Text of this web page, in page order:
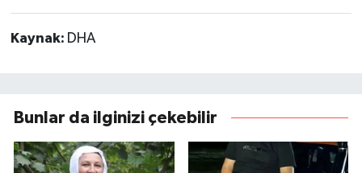
Kaynak: DHA
Bunlar da ilginizi çekebilir